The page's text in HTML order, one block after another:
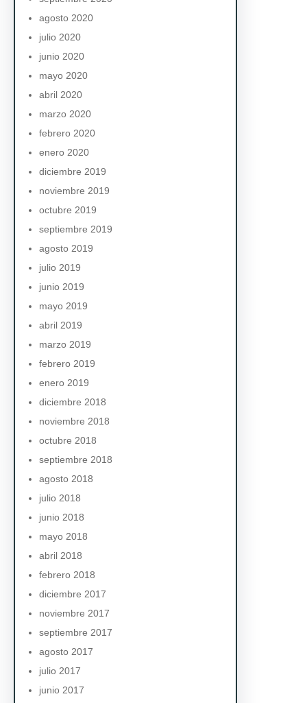
agosto 2020
julio 2020
junio 2020
mayo 2020
abril 2020
marzo 2020
febrero 2020
enero 2020
diciembre 2019
noviembre 2019
octubre 2019
septiembre 2019
agosto 2019
julio 2019
junio 2019
mayo 2019
abril 2019
marzo 2019
febrero 2019
enero 2019
diciembre 2018
noviembre 2018
octubre 2018
septiembre 2018
agosto 2018
julio 2018
junio 2018
mayo 2018
abril 2018
febrero 2018
diciembre 2017
noviembre 2017
septiembre 2017
agosto 2017
julio 2017
junio 2017